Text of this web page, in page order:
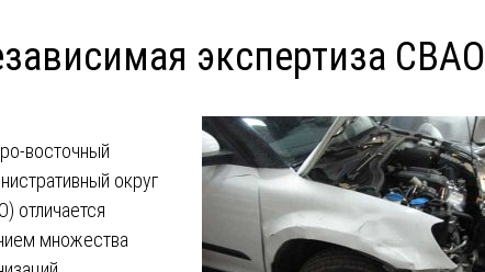
экспертиза СВАО
восточный
округ
отличается
множества